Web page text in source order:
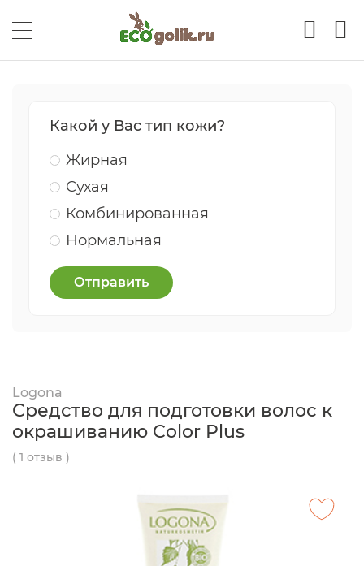
Какой у Вас тип кожи?
Жирная
Сухая
Комбинированная
Нормальная
Отправить
Logona
Средство для подготовки волос к
окрашиванию Color Plus
( 1 отзыв )